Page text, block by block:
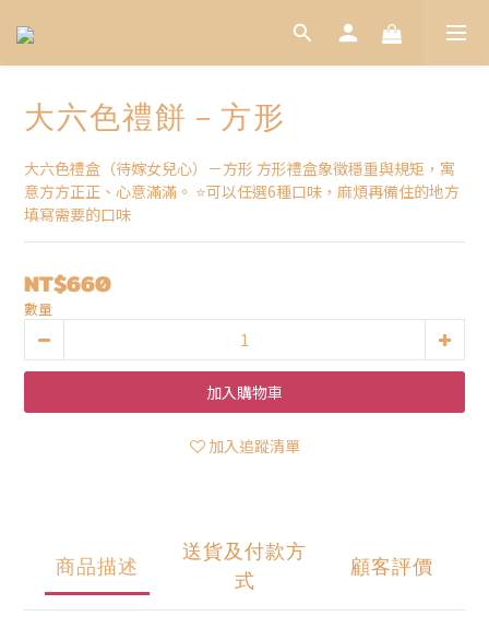
大六色禮餅－方形
大六色禮盒（待嫁女兒心）－方形 方形禮盒象徵穩重與規矩，寓
意方方正正、心意滿滿。 ⭐可以任選6種口味，麻煩再備住的地方
填寫需要的口味
NT$660
數量
加入購物車
加入追蹤清單
商品描述
送貨及付款方
式
顧客評價